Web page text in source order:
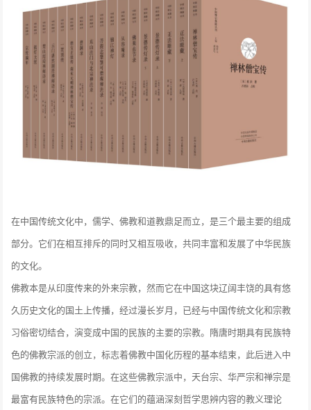
在中国传统文化中，儒学、佛教和道教鼎足而立，是三个最主要的组成
部分。它们在相互排斥的同时又相互吸收，共同丰富和发展了中华民族
的文化。
佛教本是从印度传来的外来宗教，然而它在中国这块辽阔丰饶的具有悠
久历史文化的国土上传播，经过漫长岁月，已经与中国传统文化和宗教
习俗密切结合，演变成中国的民族的主要的宗教。隋唐时期具有民族特
色的佛教宗派的创立，标志着佛教中国化历程的基本结束，此后进入中
国佛教的持续发展时期。在这些佛教宗派中，天台宗、华严宗和禅宗是
最富有民族特色的宗派。在它们的蕴涵深刻哲学思辨内容的教义理论